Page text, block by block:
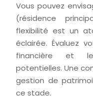
Vous pouvez
(résidence
flexibilité est un
éclairée. Évaluez
financière et
potentielles. Une
gestion de
ce stade.